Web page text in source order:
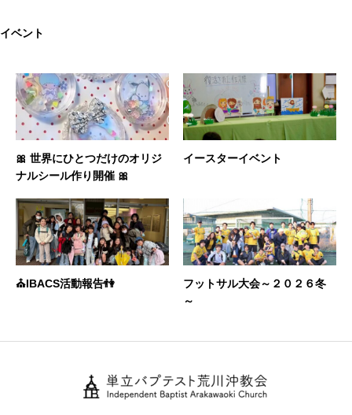
イベント
🎀 世界にひとつだけのオリジ
ナルシール作り開催 🎀
イースターイベント
⛪️IBACS活動報告👫
フットサル大会～２０２６冬
～